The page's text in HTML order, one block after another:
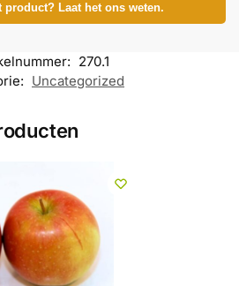
product? Laat het ons weten.
270.1
Uncategorized